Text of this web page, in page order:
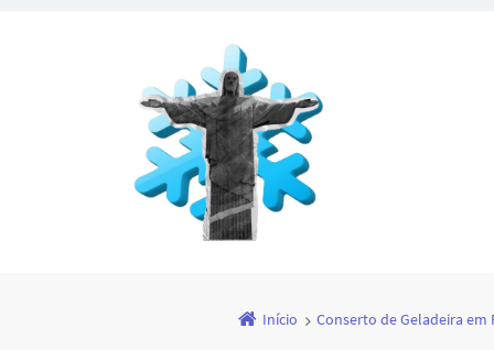
Início Conserto de Geladeira em